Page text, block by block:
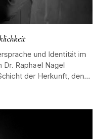
und Identität im
Dr. Raphael Nagel
der Herkunft, den
und die Haltung des